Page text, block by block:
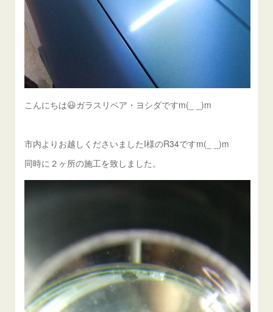
こんにちは😃ガラスリペア・ヨシダですm(_ _)m
市内よりお越しくださいましたI様のR34ですm(_ _)m
同時に２ヶ所の施工を致しました。